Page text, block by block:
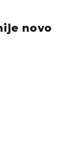
novo